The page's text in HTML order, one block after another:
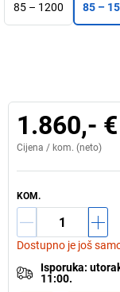
85 – 1200 85 –
1.860,- €
Cijena / kom. (neto)
KOM.
Dostupno je još
Isporuka:
11:00.